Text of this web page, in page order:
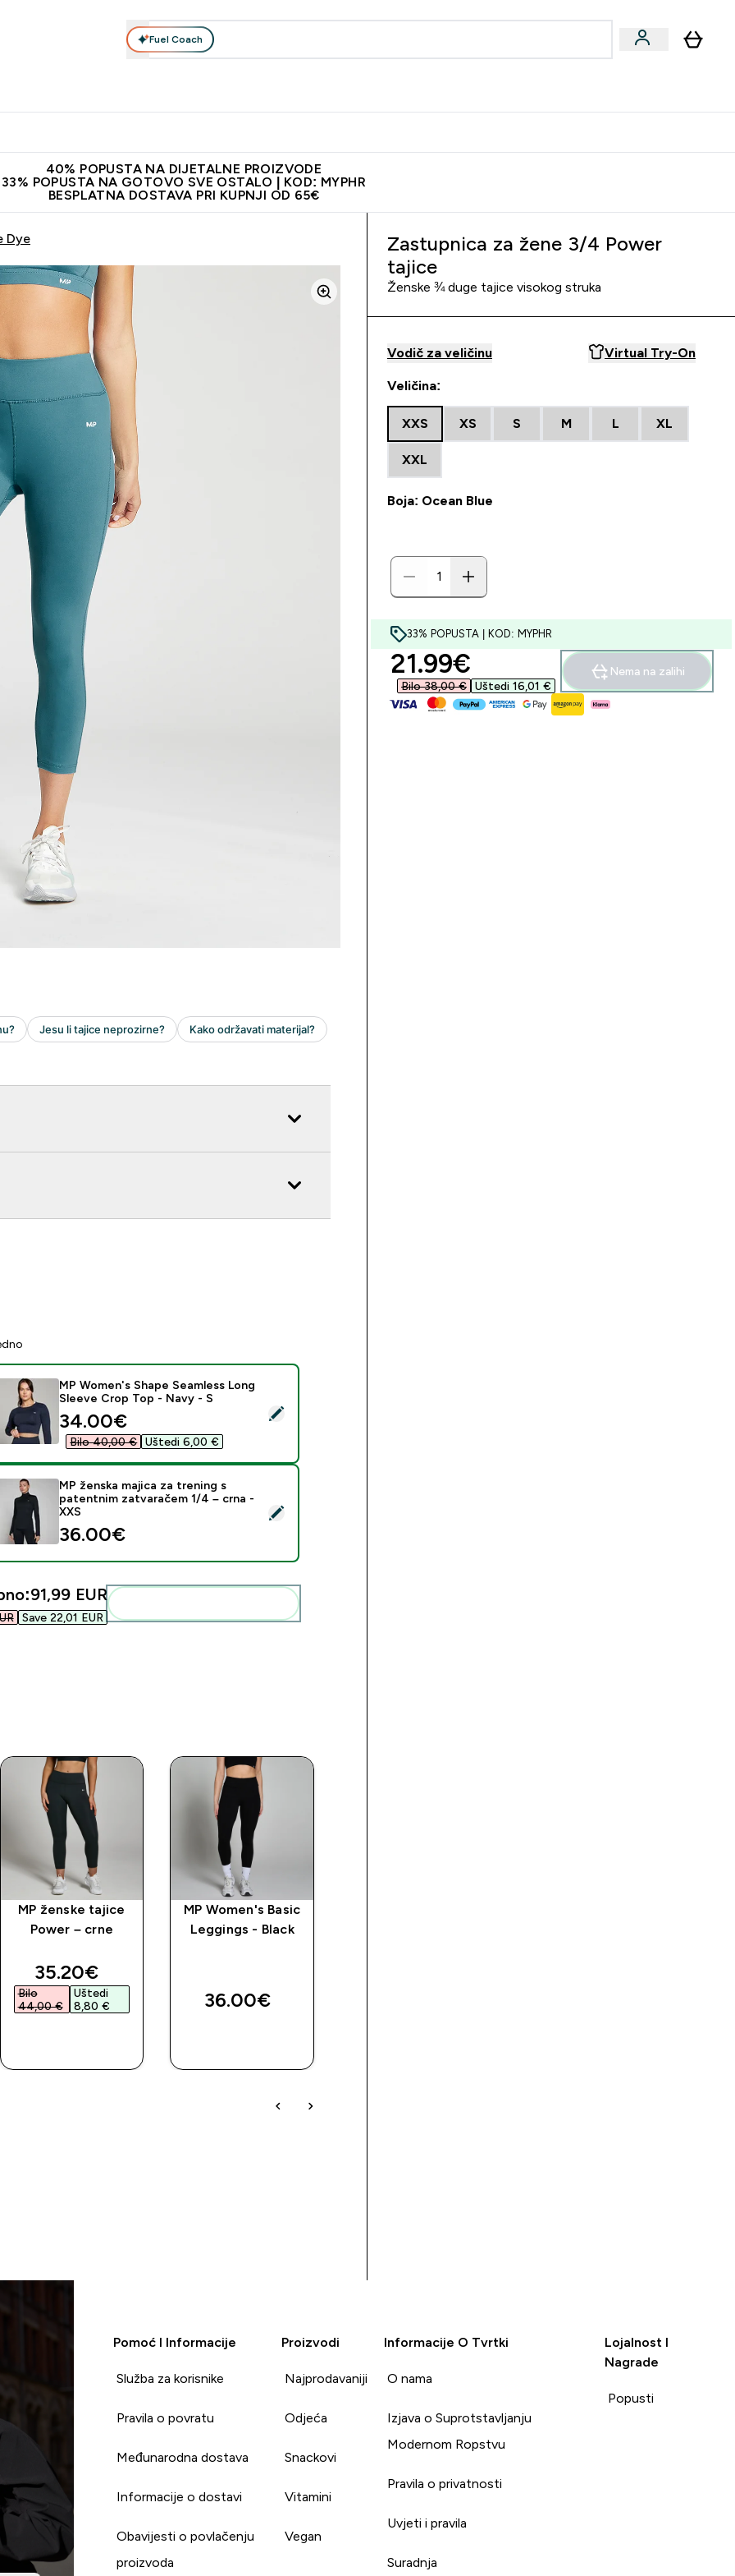
Fuel Coach
40% POPUSTA NA DIJETALNE PROIZVODE
33% POPUSTA NA GOTOVO SVE OSTALO | KOD: MYPHR
BESPLATNA DOSTAVA PRI KUPNJI OD 65€
Dye
Odaberi ovaj proizvod - MP Women's Shape Seamless Long Sleeve Crop Top - Navy - S
MP Women's Shape Seamless Long
Sleeve Crop Top - Navy - S
discounted price
34.00€‎
Bilo 40,00 €‎ Uštedi 6,00 €‎
Odaberi ovaj proizvod - MP ženska majica za trening s patentnim zatvaračem 1/4 – crna - XXS
MP ženska majica za trening s
patentnim zatvaračem 1/4 – crna -
XXS
36.00€‎
91,99 EUR‎
Save 22,01 EUR‎
MP ženske tajice
Power – crne
discounted price
35.20€‎
Bilo
44,00 €‎
Uštedi
8,80 €‎
MP Women's Basic
Leggings - Black
36.00€‎
Zastupnica za žene 3/4 Power
tajice
Ženske ¾ duge tajice visokog struka
Vodič za veličinu Virtual Try-On
Veličina:
XXS XS S M L XL
XXL
Boja: Ocean Blue
33% POPUSTA | KOD: MYPHR
discounted price
21.99€‎
Bilo 38,00 €‎ Uštedi 16,01 €‎
Nema na zalihi
Pomoć I Informacije
Služba za korisnike
Pravila o povratu
Međunarodna dostava
Informacije o dostavi
Obavijesti o povlačenju
proizvoda
Proizvodi
Najprodavaniji
Odjeća
Snackovi
Vitamini
Vegan
Informacije O Tvrtki
O nama
Izjava o Suprotstavljanju
Modernom Ropstvu
Pravila o privatnosti
Uvjeti i pravila
Suradnja
Lojalnost I
Nagrade
Popusti